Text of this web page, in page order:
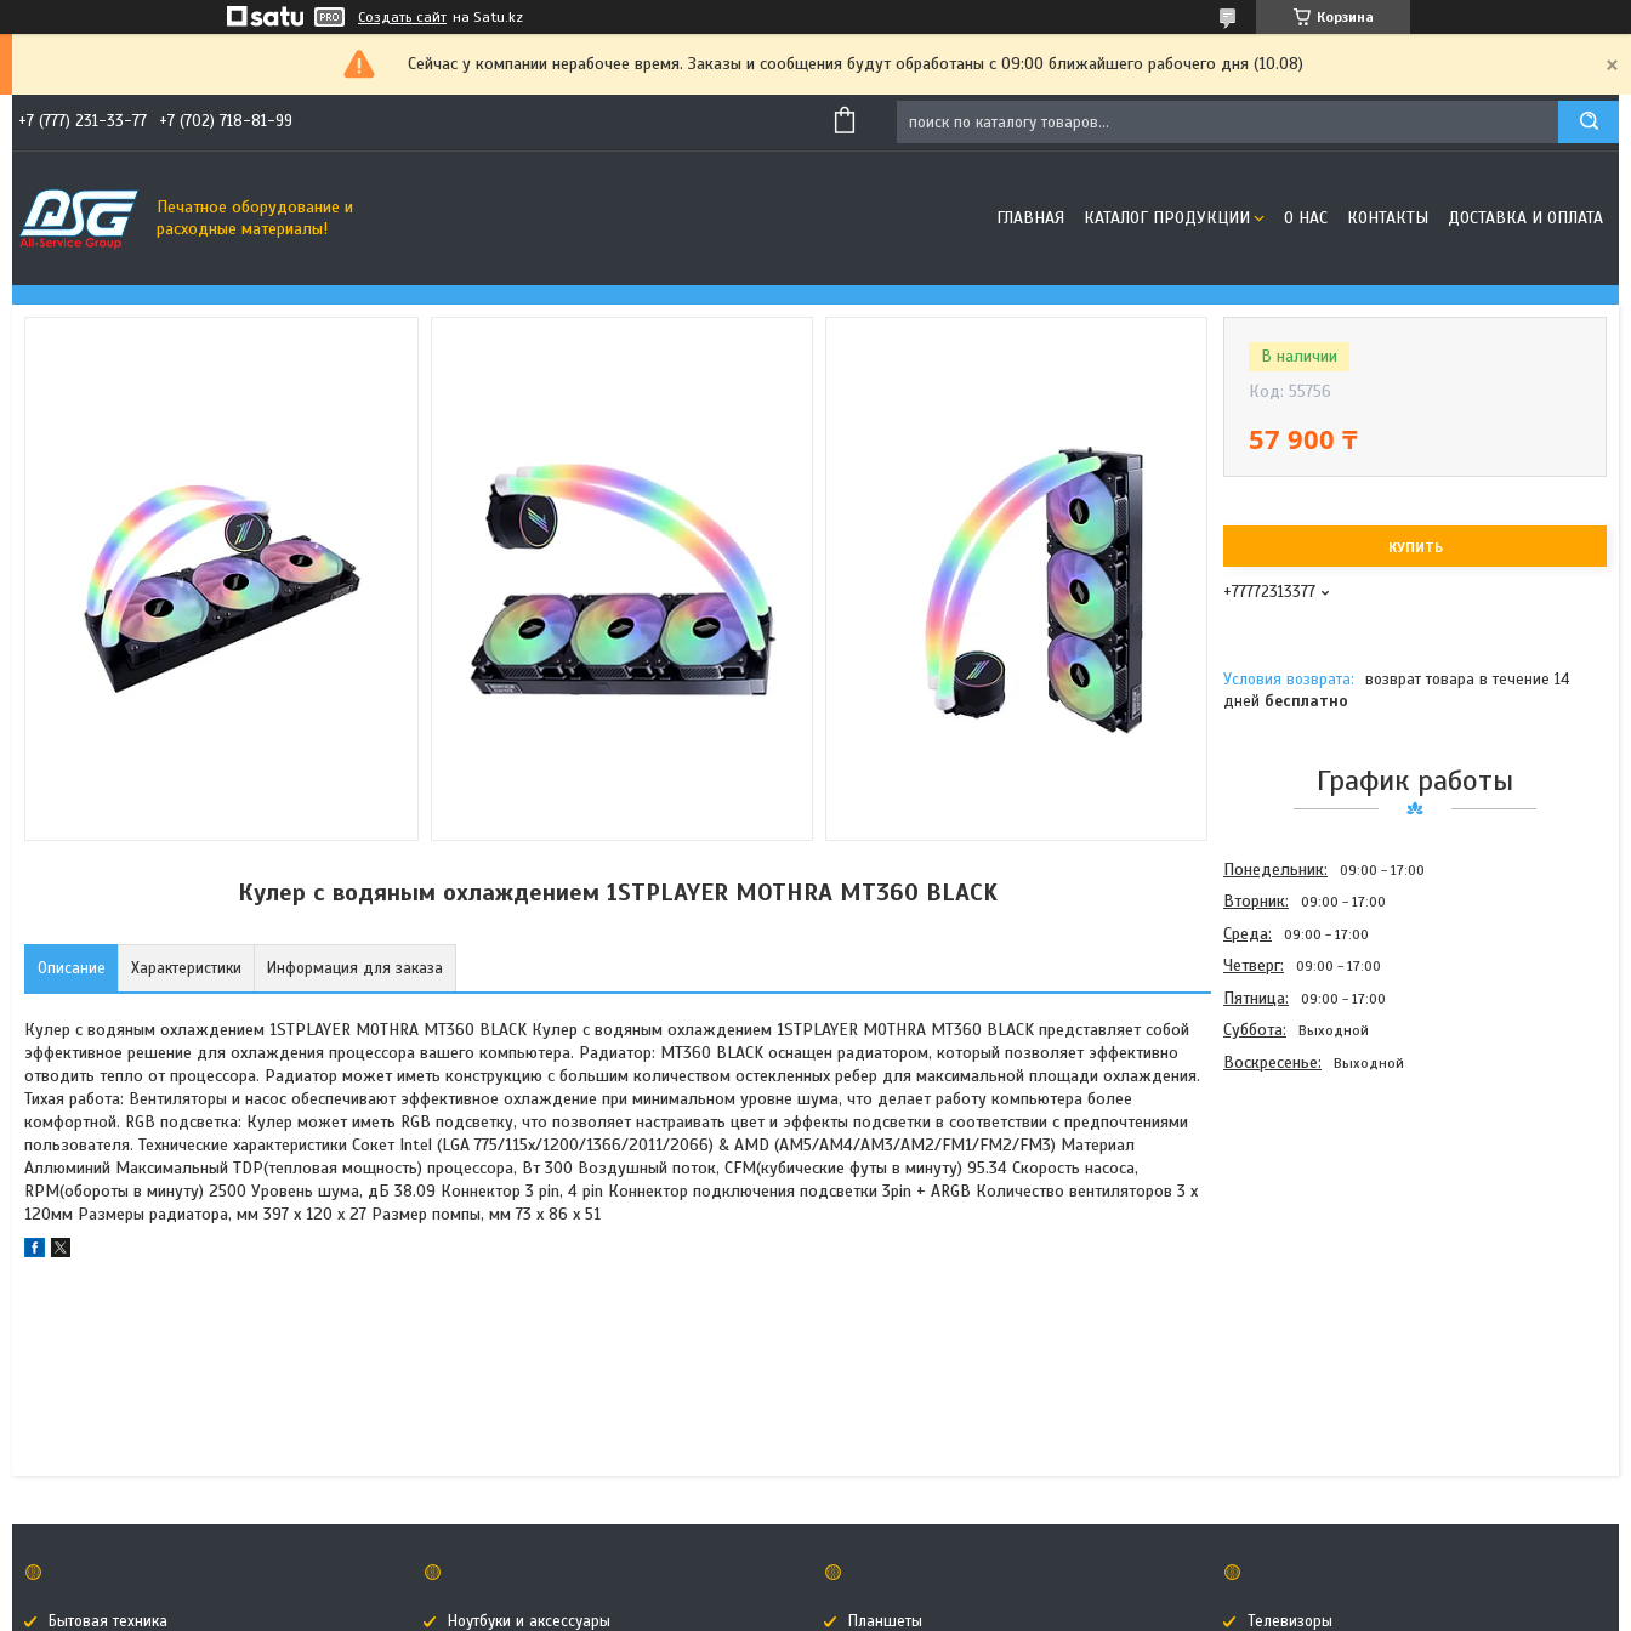
Создать сайт на Satu.kz Корзина
Сейчас у компании нерабочее время. Заказы и сообщения будут обработаны с 09:00 ближайшего рабочего дня (10.08)
+7 (777) 231-33-77 +7 (702) 718-81-99
Печатное оборудование и
расходные материалы!
ГЛАВНАЯ КАТАЛОГ ПРОДУКЦИИ О НАС КОНТАКТЫ ДОСТАВКА И ОПЛАТА
Кулер с водяным охлаждением 1STPLAYER MOTHRA MT360 BLACK
Описание Характеристики Информация для заказа
Кулер с водяным охлаждением 1STPLAYER MOTHRA MT360 BLACK Кулер с водяным охлаждением 1STPLAYER MOTHRA MT360 BLACK представляет собой
эффективное решение для охлаждения процессора вашего компьютера. Радиатор: MT360 BLACK оснащен радиатором, который позволяет эффективно
отводить тепло от процессора. Радиатор может иметь конструкцию с большим количеством остекленных ребер для максимальной площади охлаждения.
Тихая работа: Вентиляторы и насос обеспечивают эффективное охлаждение при минимальном уровне шума, что делает работу компьютера более
комфортной. RGB подсветка: Кулер может иметь RGB подсветку, что позволяет настраивать цвет и эффекты подсветки в соответствии с предпочтениями
пользователя. Технические характеристики Сокет Intel (LGA 775/115x/1200/1366/2011/2066) & AMD (AM5/AM4/AM3/AM2/FM1/FM2/FM3) Материал
Аллюминий Максимальный TDP(тепловая мощность) процессора, Вт 300 Воздушный поток, CFM(кубические футы в минуту) 95.34 Скорость насоса,
RPM(обороты в минуту) 2500 Уровень шума, дБ 38.09 Коннектор 3 pin, 4 pin Коннектор подключения подсветки 3pin + ARGB Количество вентиляторов 3 x
120мм Размеры радиатора, мм 397 х 120 х 27 Размер помпы, мм 73 х 86 х 51
В наличии
Код: 55756
57 900 ₸
КУПИТЬ
+77772313377
возврат товара в течение 14
дней бесплатно
График работы
Понедельник 09:00 17:00
Вторник 09:00 17:00
Среда 09:00 17:00
Четверг 09:00 17:00
Пятница 09:00 17:00
Суббота Выходной
Воскресенье Выходной
🟡
Бытовая техника
🟡
Ноутбуки и аксессуары
🟡
Планшеты
🟡
Телевизоры